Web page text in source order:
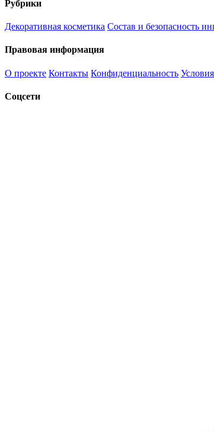
Рубрики
Декоративная косметика Состав и безопасность
Правовая информация
О проекте Контакты Конфиденциальность
Соцсети